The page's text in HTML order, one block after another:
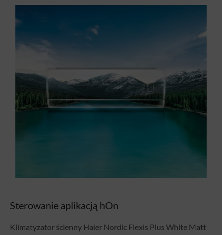
Sterowanie aplikacją hOn
Klimatyzator ścienny Haier Nordic Flexis Plus White Matt